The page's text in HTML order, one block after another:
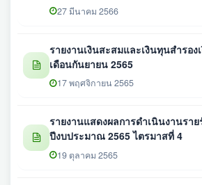
27 มีนาคม 2566
รายงานเงินสะสมและเงินทุนสำรอ
เดือนกันยายน 2565
17 พฤศจิกายน 2565
รายงานแสดงผลการดำเนินงานรา
ปีงบประมาณ 2565 ไตรมาสที่ 4
19 ตุลาคม 2565